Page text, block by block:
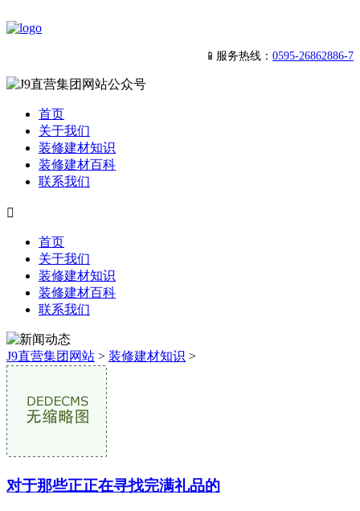
📱服务热线： 0595-26862886-7
首页
关于我们
装修建材知识
装修建材百科
联系我们

首页
关于我们
装修建材知识
装修建材百科
联系我们
J9直营集团网站 > 装修建材知识 >
对于那些正正在寻找完满礼品的